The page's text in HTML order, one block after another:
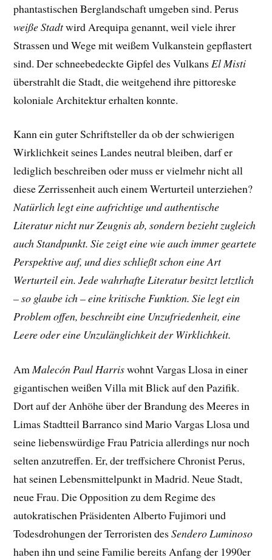
phantastischen Berglandschaft umgeben sind. Perus
weiße Stadtwird Arequipa genannt, weil viele ihrer
Strassen und Wege mit weißem Vulkanstein gepflastert
sind. Der schneebedeckte Gipfel des Vulkans El Misti
überstrahlt die Stadt, die weitgehend ihre pittoreske
koloniale Architektur erhalten konnte.
Kann ein guter Schriftsteller da ob der schwierigen
Wirklichkeit seines Landes neutral bleiben, darf er
lediglich beschreiben oder muss er vielmehr nicht all
diese Zerrissenheit auch einem Werturteil unterziehen?
Natürlich legt eine aufrichtige und authentische
Literatur nicht nur Zeugnis ab, sondern bezieht zugleich
auch Standpunkt. Sie zeigt eine wie auch immer geartete
Perspektive auf, und dies schließt schon eine Art
Werturteil ein. Jede wahrhafte Literatur besitzt letztlich
– so glaube ich – eine kritische Funktion. Sie legt ein
Problem offen, beschreibt eine Unzufriedenheit, eine
Leere oder eine Unzulänglichkeit der Wirklichkeit.
AmMalecón Paul Harriswohnt Vargas Llosa in einer
gigantischen weißen Villa mit Blick auf den Pazifik.
Dort auf der Anhöhe über der Brandung des Meeres in
Limas Stadtteil Barranco sind Mario Vargas Llosa und
seine liebenswürdige Frau Patricia allerdings nur noch
selten anzutreffen. Er, der treffsichere Chronist Perus,
hat seinen Lebensmittelpunkt in Madrid. Neue Stadt,
neue Frau. Die Opposition zu dem Regime des
autokratischen Präsidenten Alberto Fujimori und
Todesdrohungen der Terroristen desSendero Luminoso
haben ihn und seine Familie bereits Anfang der 1990er